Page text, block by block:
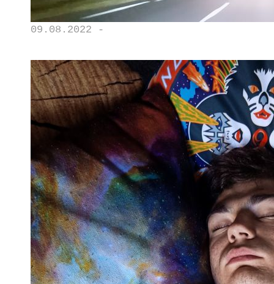
09.08.2022 -